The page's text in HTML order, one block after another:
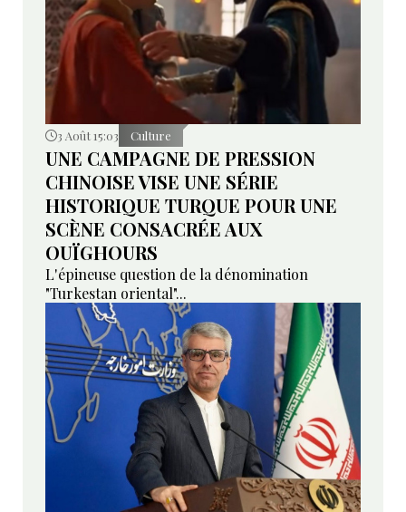
3 Août 15:03 Culture
UNE CAMPAGNE DE PRESSION
CHINOISE VISE UNE SÉRIE
HISTORIQUE TURQUE POUR UNE
SCÈNE CONSACRÉE AUX
OUÏGHOURS
L'épineuse question de la dénomination
"Turkestan oriental"...